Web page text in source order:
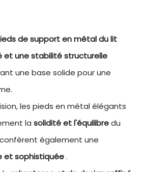
de support en métal du lit
et une stabilité structurelle
une base solide pour une
les pieds en métal élégants
la solidité et l'équilibredu
également une
et sophistiquée.